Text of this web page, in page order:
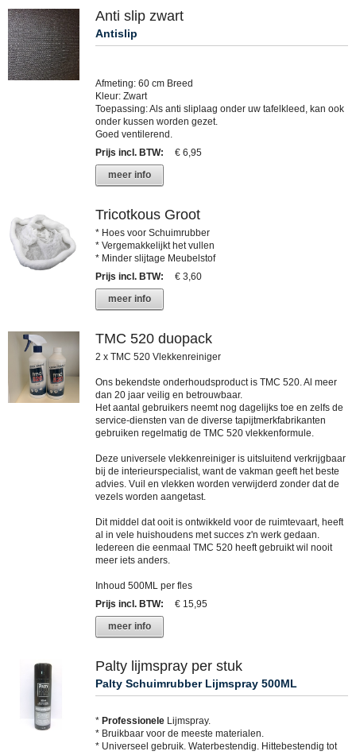
Anti slip zwart
Antislip
Afmeting: 60 cm Breed
Kleur: Zwart
Toepassing: Als anti sliplaag onder uw tafelkleed, kan ook
onder kussen worden gezet.
Goed ventilerend.
Prijs incl. BTW:
€ 6,95
meer info
Tricotkous Groot
* Hoes voor Schuimrubber
* Vergemakkelijkt het vullen
* Minder slijtage Meubelstof
Prijs incl. BTW:
€ 3,60
meer info
TMC 520 duopack
2 x TMC 520 Vlekkenreiniger
Ons bekendste onderhoudsproduct is TMC 520. Al meer
dan 20 jaar veilig en betrouwbaar.
Het aantal gebruikers neemt nog dagelijks toe en zelfs de
service-diensten van de diverse tapijtmerkfabrikanten
gebruiken regelmatig de TMC 520 vlekkenformule.
Deze universele vlekkenreiniger is uitsluitend verkrijgbaar
bij de interieurspecialist, want de vakman geeft het beste
advies. Vuil en vlekken worden verwijderd zonder dat de
vezels worden aangetast.
Dit middel dat ooit is ontwikkeld voor de ruimtevaart, heeft
al in vele huishoudens met succes z'n werk gedaan.
Iedereen die eenmaal TMC 520 heeft gebruikt wil nooit
meer iets anders.
Inhoud 500ML per fles
Prijs incl. BTW:
€ 15,95
meer info
Palty lijmspray per stuk
Palty Schuimrubber Lijmspray 500ML
* Professionele Lijmspray.
* Bruikbaar voor de meeste materialen.
* Universeel gebruik. Waterbestendig. Hittebestendig tot